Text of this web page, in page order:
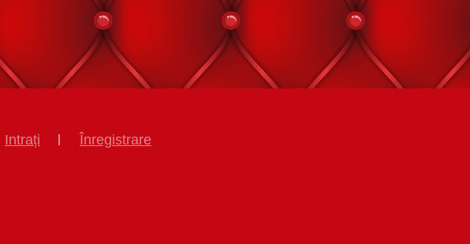
Intrați Înregistrare